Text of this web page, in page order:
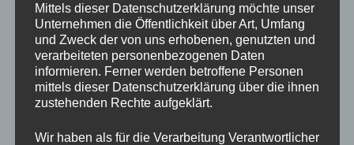
#kündigung #kündigungalschance
#alsnetzwerkerzumwohlstand
#kündigungdiechancezurfreiheit
Mittels dieser Datenschutzerklärung möchte unser
Unternehmen die Öffentlichkeit über Art, Umfang
und Zweck der von uns erhobenen, genutzten und
verarbeiteten personenbezogenen Daten
informieren. Ferner werden betroffene Personen
mittels dieser Datenschutzerklärung über die ihnen
zustehenden Rechte aufgeklärt.
Wir haben als für die Verarbeitung Verantwortlicher